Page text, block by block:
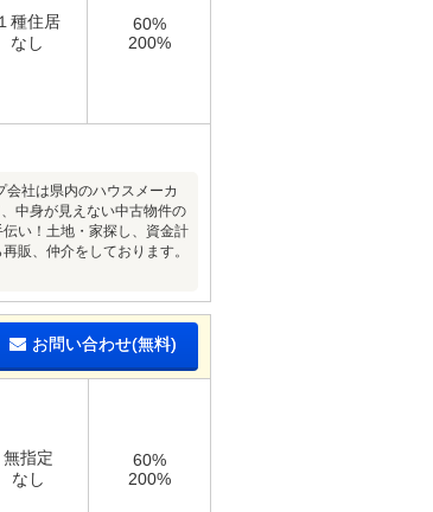
１種住居
なし
60%
200%
社は県内のハウスメーカ
中身が見えない中古物件の
い！土地・家探し、資金計
販、仲介をしております。
お問い合わせ(無料)
無指定
なし
60%
200%